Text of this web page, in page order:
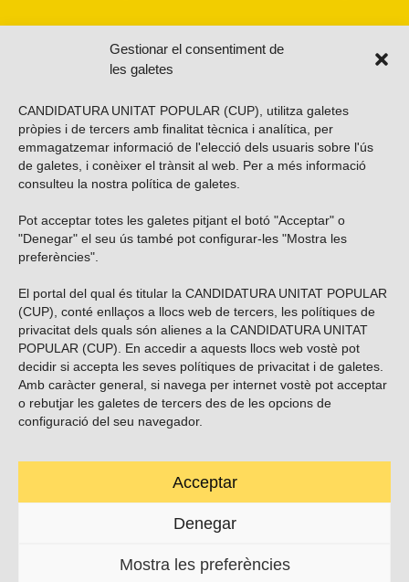
Gestionar el consentiment de
les galetes
CANDIDATURA UNITAT POPULAR (CUP), utilitza galetes
pròpies i de tercers amb finalitat tècnica i analítica, per
emmagatzemar informació de l'elecció dels usuaris sobre l'ús
de galetes, i conèixer el trànsit al web. Per a més informació
consulteu la nostra política de galetes
Pot acceptar totes les galetes pitjant el botó "Acceptar" o
"Denegar" el seu ús també pot configurar-les "Mostra les
preferències".
El portal del qual és titular la CANDIDATURA UNITAT POPULAR
(CUP), conté enllaços a llocs web de tercers, les polítiques de
privacitat dels quals són alienes a la CANDIDATURA UNITAT
POPULAR (CUP). En accedir a aquests llocs web vostè pot
decidir si accepta les seves polítiques de privacitat i de galetes.
Amb caràcter general, si navega per internet vostè pot acceptar
o rebutjar les galetes de tercers des de les opcions de
configuració del seu navegador.
Acceptar
Denegar
Mostra les preferències
Vols subscriure’t al nostre butlletí?
ENVIAR
Troba’ns a les xarxes socials
Carrer Casp 180 (baixos), Barcelona.
contacte@cup.cat